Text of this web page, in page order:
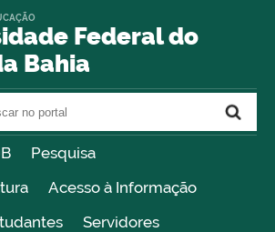
Federal do
Bahia
Pesquisa
Acesso à Informação
Servidores